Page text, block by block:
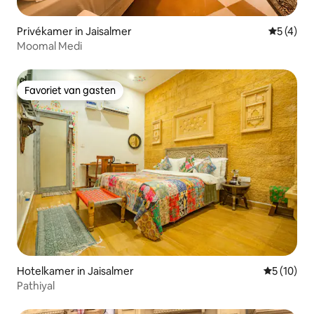
Privékamer in Jaisalmer
5 (4)
Moomal Medi
Favoriet van gasten
Favoriet van gasten
Hotelkamer in Jaisalmer
5 (10)
Pathiyal